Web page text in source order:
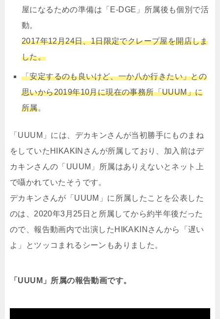
屋になるための準備は「E-DGE」所属後も個別で活
動。
2017年12月24日、1日限定でクレープ屋を開店しま
した。
「安定するのも良いけど、一か八か行きたい」との
思いから2019年10月に現在の事務所「UUUM」に
所属。
「UUUM」には、デカキンさんが当初勝手にものまね
をしていたHIKAKINさんが所属しており、加入前はデ
カキンさんの「UUUM」所属はありえないとネット上
で囁かれていたそうです。
デカキンさんが「UUUM」に所属したことを公表した
のは、2020年3月25日と所属してから約半年後だった
ので、報告動画内で出演したHIKAKINさんから「遅い
よ」とツッコまれるシーンもありました。
「UUUM」所属の報告動画です。